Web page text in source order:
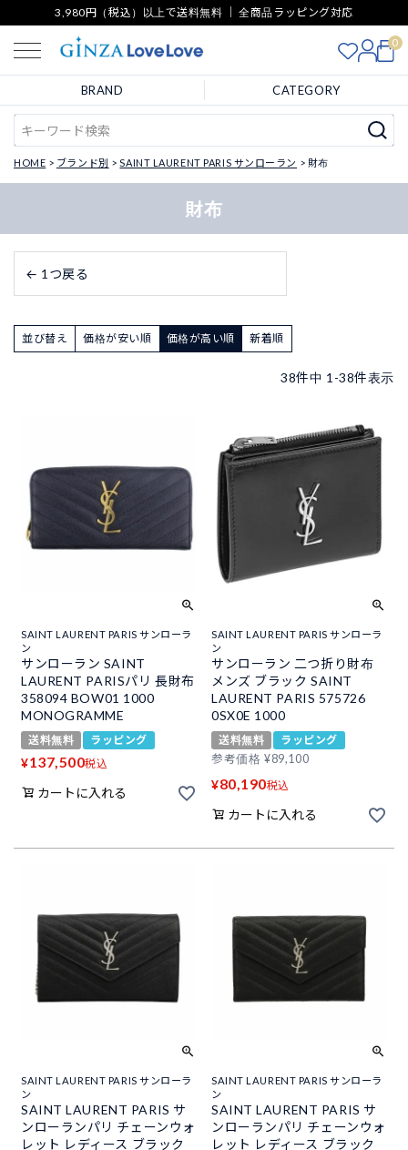
3,980円（税込）以上で送料無料 ｜ 全商品ラッピング対応
0
BRAND CATEGORY
HOME ブランド別 SAINT LAURENT PARIS サンローラン 財布
財布
← 1つ戻る
並び替え 価格が安い順 価格が高い順 新着順
38件中 1 -38件表示
SAINT LAURENT PARIS サンローラ
ン
サンローラン SAINT
LAURENT PARISパリ 長財布
358094 BOW01 1000
MONOGRAMME
送料無料 ラッピング
¥137,500税込
カートに入れる
SAINT LAURENT PARIS サンローラ
ン
サンローラン 二つ折り財布
メンズ ブラック SAINT
LAURENT PARIS 575726
0SX0E 1000
送料無料
ラッピング
参考価格 ¥89,100
¥80,190税込
カートに入れる
SAINT LAURENT PARIS サンローラ
ン
SAINT LAURENT PARIS サ
ンローランパリ チェーンウォ
レット レディース ブラック
SAINT LAURENT PARIS サンローラ
ン
SAINT LAURENT PARIS サ
ンローランパリ チェーンウォ
レット レディース ブラック